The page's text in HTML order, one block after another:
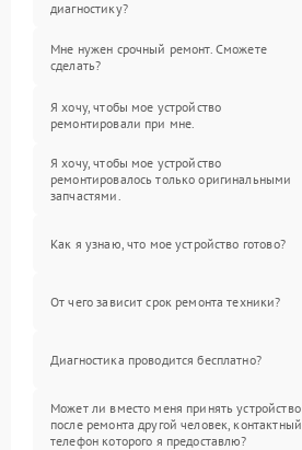
диагностику?
Мне нужен срочный ремонт. Сможете
сделать?
Я хочу, чтобы мое устройство
ремонтировали при мне.
Я хочу, чтобы мое устройство
ремонтировалось только оригинальными
запчастями.
Как я узнаю, что мое устройство готово?
От чего зависит срок ремонта техники?
Диагностика проводится бесплатно?
Может ли вместо меня принять устройство
после ремонта другой человек, контактный
телефон которого я предоставлю?